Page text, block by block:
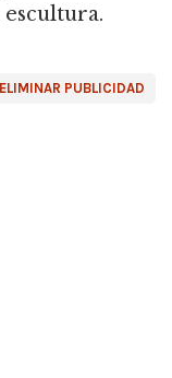
ELIMINAR PUBLICIDAD